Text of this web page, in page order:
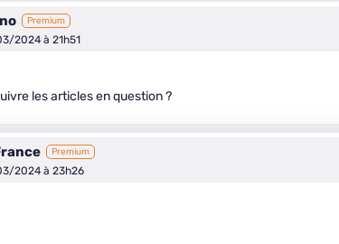
Premium
2024 à 21h51
les articles en question ?
Premium
2024 à 23h26